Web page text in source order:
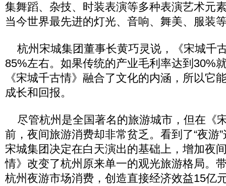
集舞蹈、杂技、时装表演等多种表演艺术元
当今世界最先进的灯光、音响、舞美、服装
杭州宋城集团董事长黄巧灵说，《宋城千
85%左右。如果传统的产业毛利率达到30%
《宋城千古情》融合了文化的内涵，所以它
成长和回报。
尽管杭州是全国著名的旅游城市，但在《
前，夜间旅游消费却非常贫乏。看到了“夜游
宋城集团决定在白天演出的基础上，增加夜
情》改变了杭州原来单一的观光旅游格局。
杭州夜游市场消费，创造直接经济效益15亿